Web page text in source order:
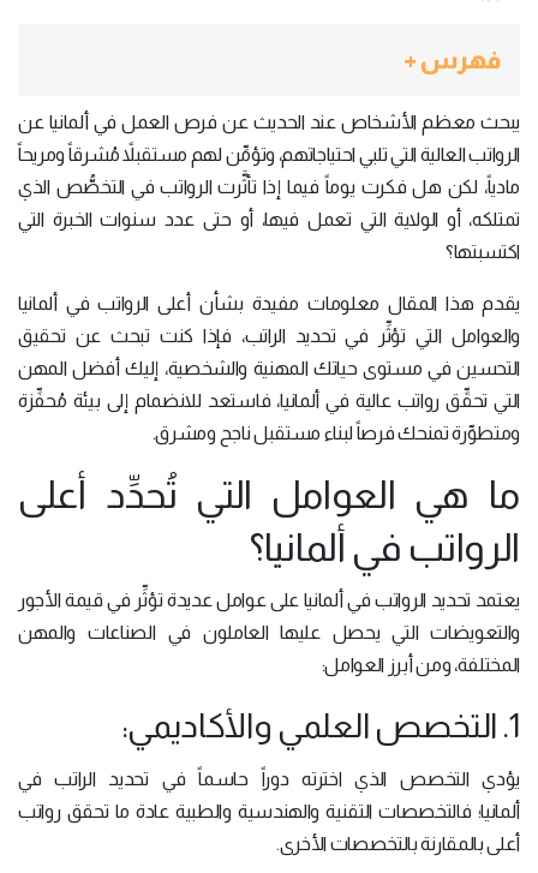
فهرس +
يبحث معظم الأشخاص عند الحديث عن فرص العمل في ألمانيا عن
الرواتب العالية التي تلبي احتياجاتهم، وتؤمِّن لهم مستقبلاً مُشرقاً ومريحاً
مادياً، لكن هل فكرت يوماً فيما إذا تأثَّرت الرواتب في التخصُّص الذي
تمتلكه، أو الولاية التي تعمل فيها، أو حتى عدد سنوات الخبرة التي
اكتسبتها؟
يقدم هذا المقال معلومات مفيدة بشأن أعلى الرواتب في ألمانيا
والعوامل التي تؤثِّر في تحديد الراتب، فإذا كنت تبحث عن تحقيق
التحسين في مستوى حياتك المهنية والشخصية، إليك أفضل المهن
التي تحقِّق رواتب عالية في ألمانيا، فاستعد للانضمام إلى بيئة مُحفِّزة
ومتطوِّرة تمنحك فرصاً لبناء مستقبل ناجح ومشرق.
ما هي العوامل التي تُحدِّد أعلى
الرواتب في ألمانيا؟
يعتمد تحديد الرواتب في ألمانيا على عوامل عديدة تؤثِّر في قيمة الأجور
والتعويضات التي يحصل عليها العاملون في الصناعات والمهن
المختلفة، ومن أبرز العوامل:
1. التخصص العلمي والأكاديمي:
يؤدي التخصص الذي اخترته دوراً حاسماً في تحديد الراتب في
ألمانيا؛ فالتخصصات التقنية والهندسية والطبية عادة ما تحقق رواتب
أعلى بالمقارنة بالتخصصات الأخرى.